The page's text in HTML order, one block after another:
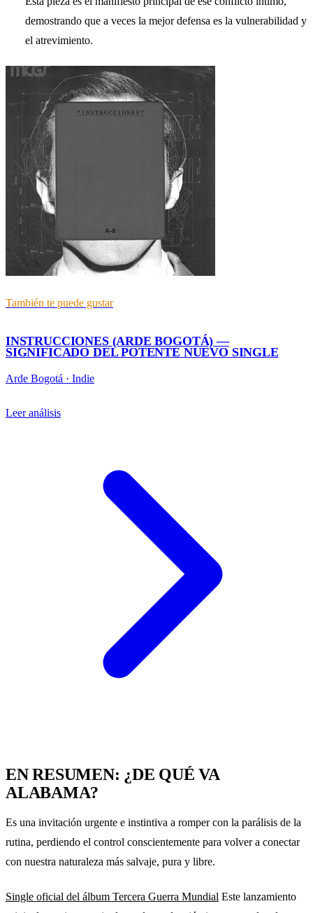
demostrando que a veces la mejor defensa es la vulnerabilidad y
el atrevimiento.
También te puede gustar
INSTRUCCIONES (ARDE BOGOTÁ) —
SIGNIFICADO DEL POTENTE NUEVO SINGLE
Arde Bogotá · Indie
Leer análisis
EN RESUMEN: ¿DE QUÉ VA
ALABAMA?
Es una invitación urgente e instintiva a romper con la parálisis de la
rutina, perdiendo el control conscientemente para volver a conectar
con nuestra naturaleza más salvaje, pura y libre.
Single oficial del álbum Tercera Guerra Mundial Este lanzamiento